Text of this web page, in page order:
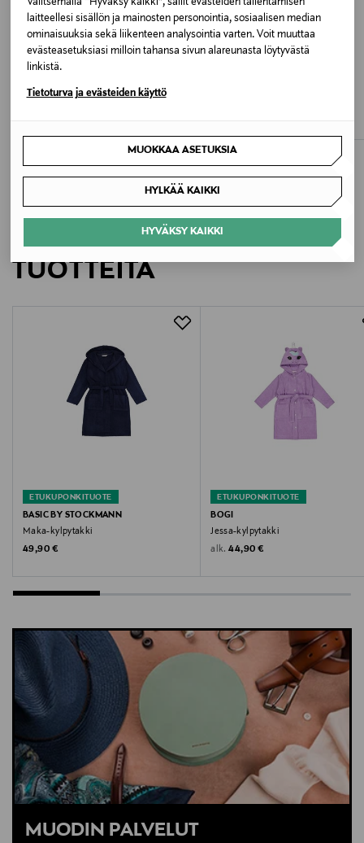
laitteellesi sisällön ja mainosten personointia, sosiaalisen median
ominaisuuksia sekä liikenteen analysointia varten. Voit muuttaa
evästeasetuksiasi milloin tahansa sivun alareunasta löytyvästä
linkistä.
Tietoturva ja evästeiden käyttö
MUOKKAA ASETUKSIA
HYLKÄÄ KAIKKI
HYVÄKSY KAIKKI
Väri
5499 NAVY
Valmistusmaa
Portugali
Valmistajan tuotenumero
233562
Valmistaja
Valmistajan osoite
info@swisslady.fi
Avainsanat
Lasten kylpytakki, dinosauruskuosi, Sanetta,
ALE –66%
Nosse-kylpytakki
LISÄÄ KIINNOSTAVIA
TUOTTEITA
ETUKUPONKITUOTE
BASIC BY STOCKMANN
Maka-kylpytakki
Original Price
49,90 €
ETUKUPONKITUOTE
BOGI
Jessa-kylpytakki
alk. Original Price
44,90 €
MUODIN PALVELUT